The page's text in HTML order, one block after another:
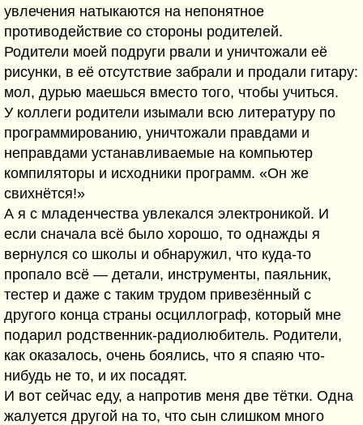
увлечения натыкаются на непонятное
противодействие со стороны родителей.
Родители моей подруги рвали и уничтожали её
рисунки, в её отсутствие забрали и продали гитару:
мол, дурью маешься вместо того, чтобы учиться.
У коллеги родители изымали всю литературу по
программированию, уничтожали правдами и
неправдами устанавливаемые на компьютер
компиляторы и исходники программ. «Он же
свихнётся!»
А я с младенчества увлекался электроникой. И
если сначала всё было хорошо, то однажды я
вернулся со школы и обнаружил, что куда-то
пропало всё — детали, инструменты, паяльник,
тестер и даже с таким трудом привезённый с
другого конца страны осциллограф, который мне
подарил родственник-радиолюбитель. Родители,
как оказалось, очень боялись, что я спаяю что-
нибудь не то, и их посадят.
И вот сейчас еду, а напротив меня две тётки. Одна
жалуется другой на то, что сын слишком много